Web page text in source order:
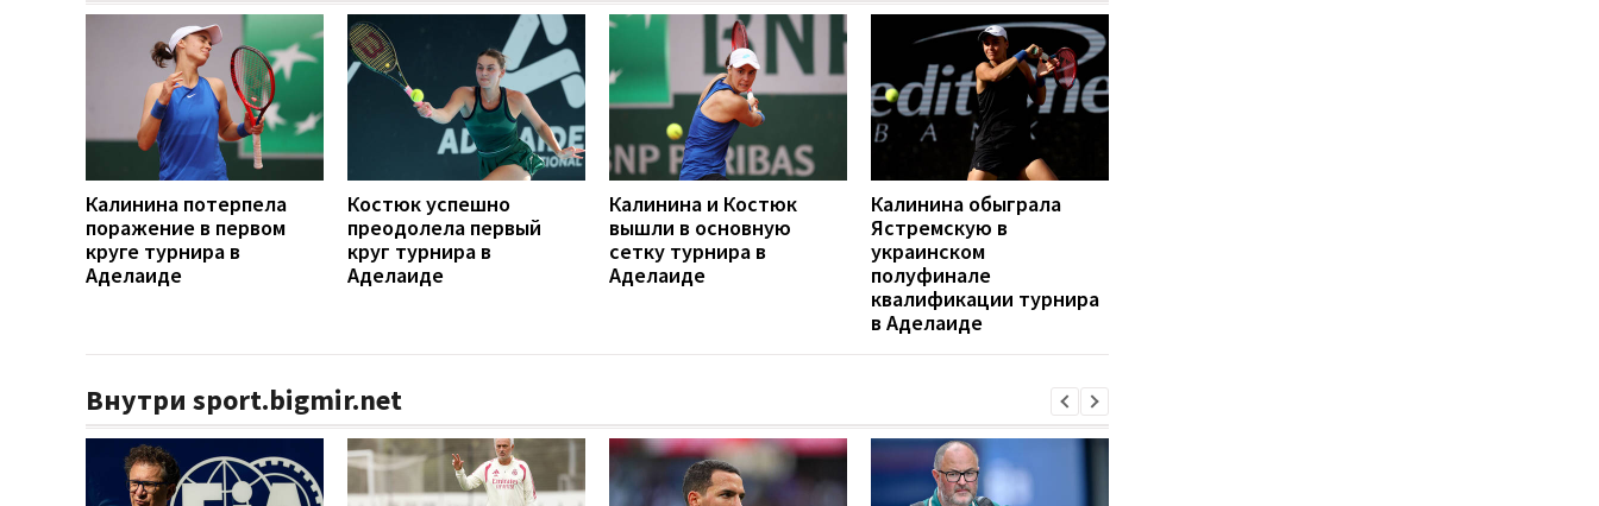
Калинина потерпела
поражение в первом
круге турнира в
Аделаиде
Костюк успешно
преодолела первый
круг турнира в
Аделаиде
Калинина и Костюк
вышли в основную
сетку турнира в
Аделаиде
Калинина обыграла
Ястремскую в
украинском
полуфинале
квалификации турнира
в Аделаиде
Внутри sport.bigmir.net